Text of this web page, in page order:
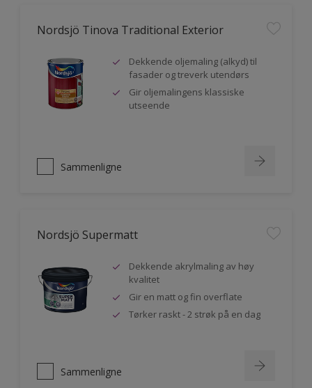
Nordsjö Tinova Traditional Exterior
Dekkende oljemaling (alkyd) til
fasader og treverk utendørs
Gir oljemalingens klassiske
utseende
Sammenligne
Nordsjö Supermatt
Dekkende akrylmaling av høy
kvalitet
Gir en matt og fin overflate
Tørker raskt - 2 strøk på en dag
Sammenligne